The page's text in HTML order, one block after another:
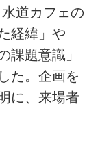
道カフェの
経緯」や
課題意識」
た。企画を
に、来場者